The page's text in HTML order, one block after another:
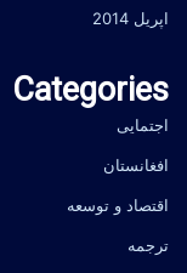
اپریل 2014
Categories
اجتمایی
افغانستان
اقتصاد و توسعه
ترجمه